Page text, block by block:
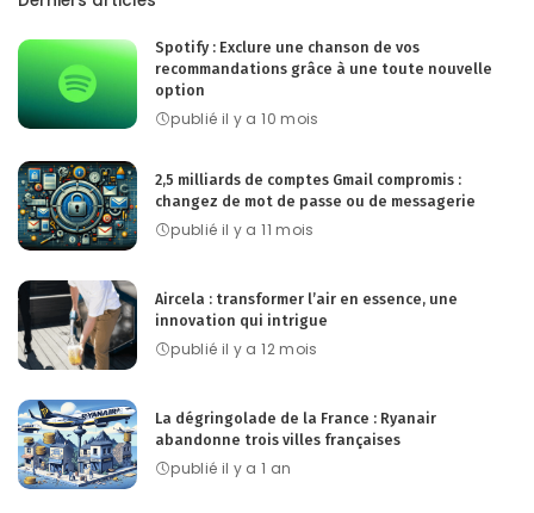
Spotify : Exclure une chanson de vos
recommandations grâce à une toute nouvelle
option
publié il y a 10 mois
2,5 milliards de comptes Gmail compromis :
changez de mot de passe ou de messagerie
publié il y a 11 mois
Aircela : transformer l’air en essence, une
innovation qui intrigue
publié il y a 12 mois
La dégringolade de la France : Ryanair
abandonne trois villes françaises
publié il y a 1 an